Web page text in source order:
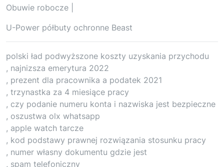
Obuwie robocze |
U-Power półbuty ochronne Beast
polski ład podwyższone koszty uzyskania przychodu
, najnizsza emerytura 2022
, prezent dla pracownika a podatek 2021
, trzynastka za 4 miesiące pracy
, czy podanie numeru konta i nazwiska jest bezpieczne
, oszustwa olx whatsapp
, apple watch tarcze
, kod podstawy prawnej rozwiązania stosunku pracy
, numer własny dokumentu gdzie jest
, spam telefoniczny